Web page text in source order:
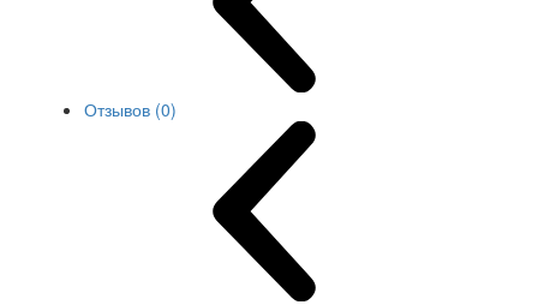
Отзывов (0)